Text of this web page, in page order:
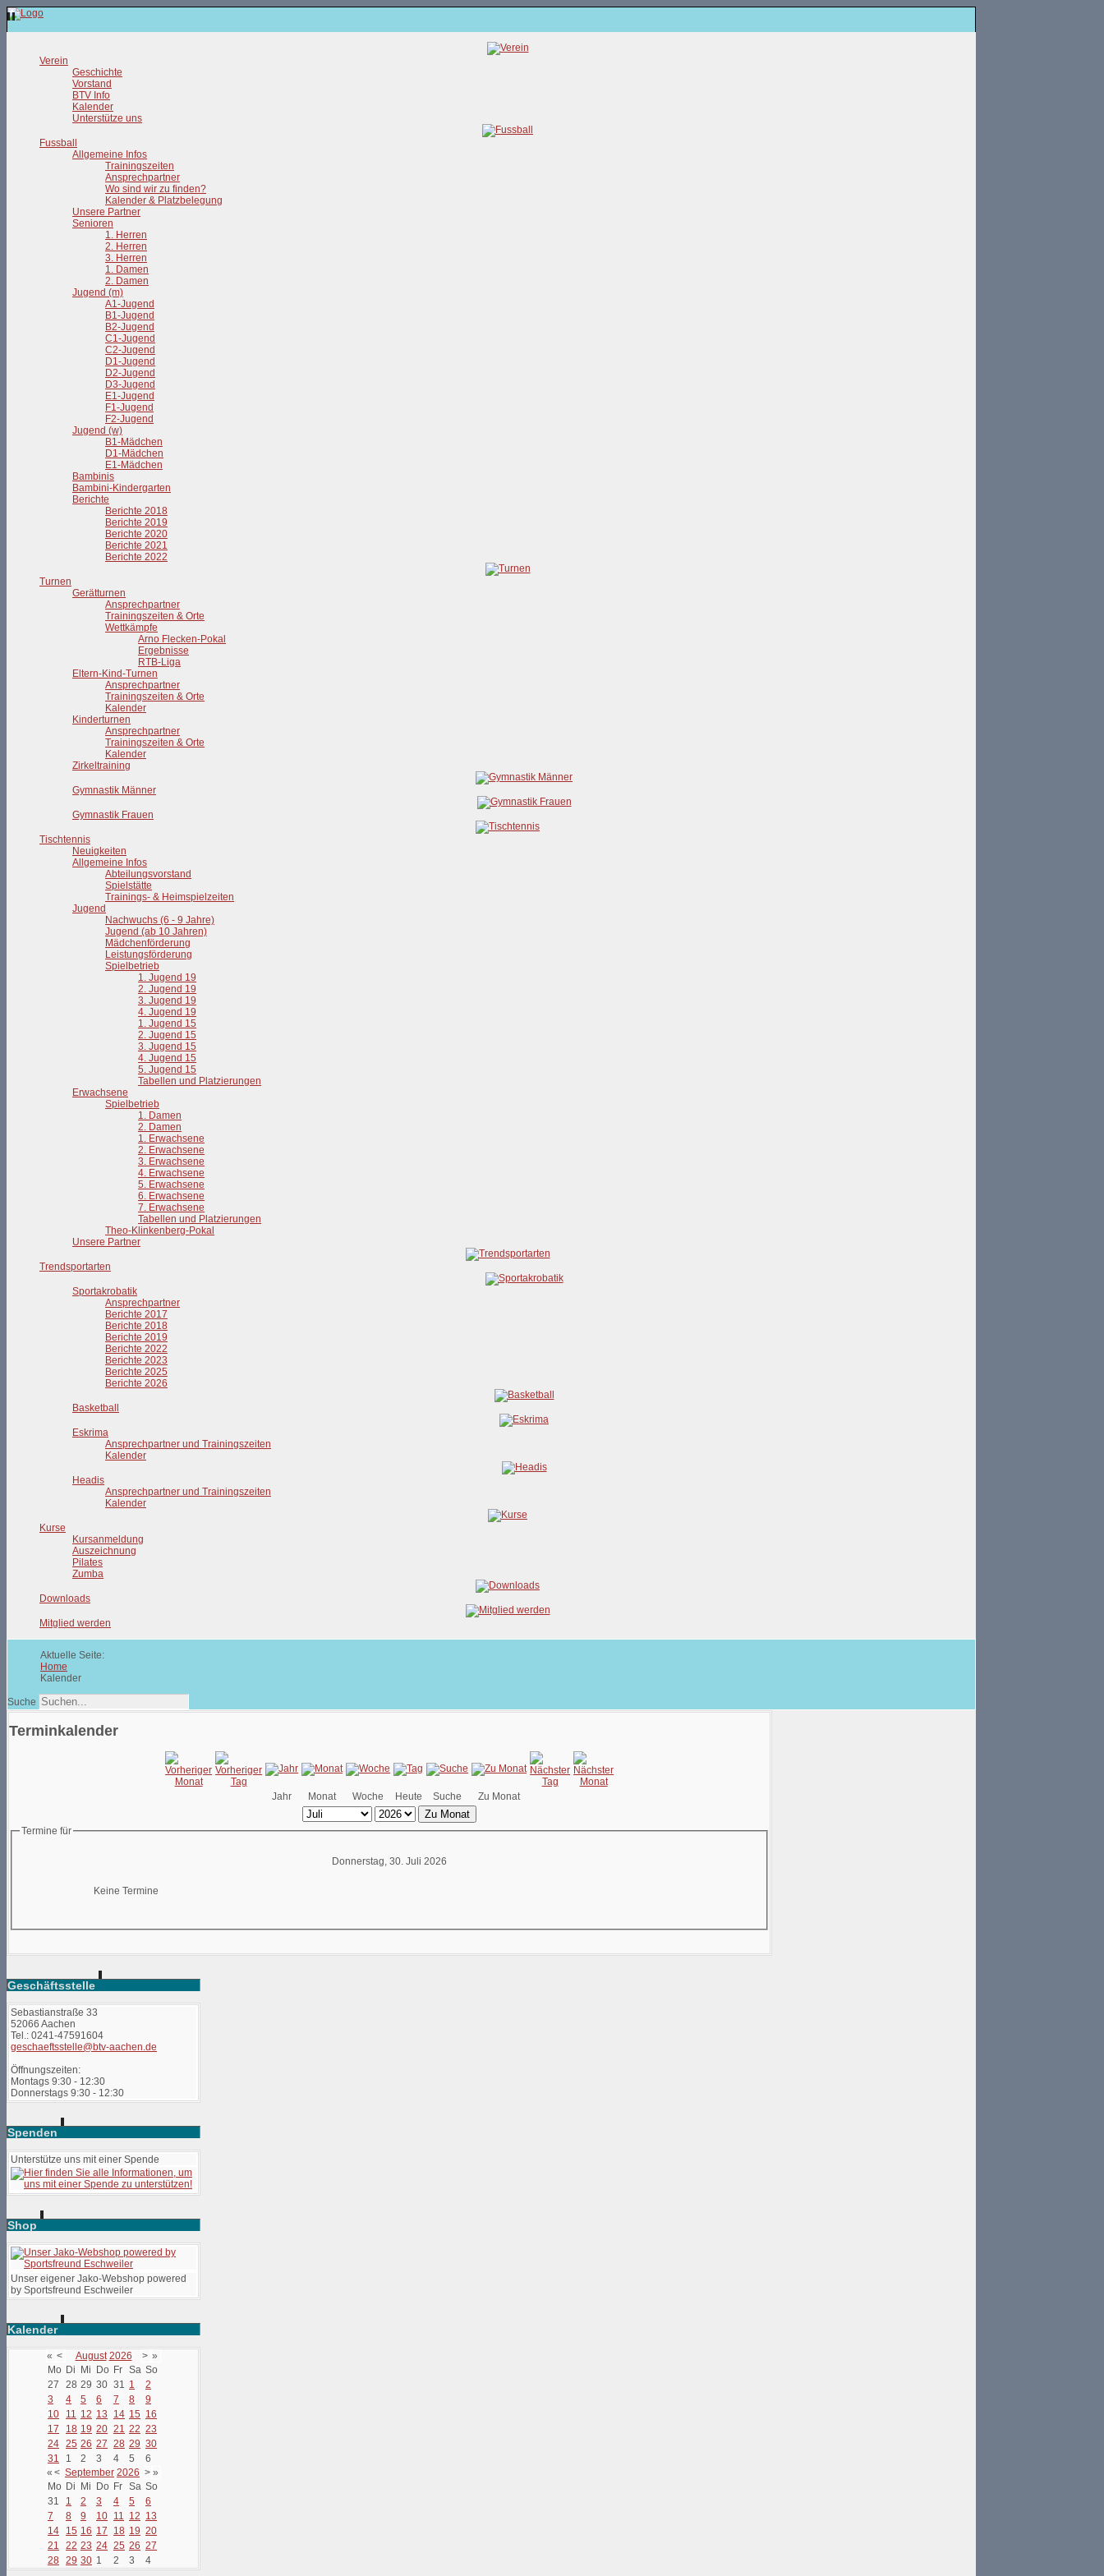
Verein
Geschichte
Vorstand
BTV Info
Kalender
Unterstütze uns
Fussball
Allgemeine Infos
Trainingszeiten
Ansprechpartner
Wo sind wir zu finden?
Kalender & Platzbelegung
Unsere Partner
Senioren
1. Herren
2. Herren
3. Herren
1. Damen
2. Damen
Jugend (m)
A1-Jugend
B1-Jugend
B2-Jugend
C1-Jugend
C2-Jugend
D1-Jugend
D2-Jugend
D3-Jugend
E1-Jugend
F1-Jugend
F2-Jugend
Jugend (w)
B1-Mädchen
D1-Mädchen
E1-Mädchen
Bambinis
Bambini-Kindergarten
Berichte
Berichte 2018
Berichte 2019
Berichte 2020
Berichte 2021
Berichte 2022
Turnen
Gerätturnen
Ansprechpartner
Trainingszeiten & Orte
Wettkämpfe
Arno Flecken-Pokal
Ergebnisse
RTB-Liga
Eltern-Kind-Turnen
Ansprechpartner
Trainingszeiten & Orte
Kalender
Kinderturnen
Ansprechpartner
Trainingszeiten & Orte
Kalender
Zirkeltraining
Gymnastik Männer
Gymnastik Frauen
Tischtennis
Neuigkeiten
Allgemeine Infos
Abteilungsvorstand
Spielstätte
Trainings- & Heimspielzeiten
Jugend
Nachwuchs (6 - 9 Jahre)
Jugend (ab 10 Jahren)
Mädchenförderung
Leistungsförderung
Spielbetrieb
1. Jugend 19
2. Jugend 19
3. Jugend 19
4. Jugend 19
1. Jugend 15
2. Jugend 15
3. Jugend 15
4. Jugend 15
5. Jugend 15
Tabellen und Platzierungen
Erwachsene
Spielbetrieb
1. Damen
2. Damen
1. Erwachsene
2. Erwachsene
3. Erwachsene
4. Erwachsene
5. Erwachsene
6. Erwachsene
7. Erwachsene
Tabellen und Platzierungen
Theo-Klinkenberg-Pokal
Unsere Partner
Trendsportarten
Sportakrobatik
Ansprechpartner
Berichte 2017
Berichte 2018
Berichte 2019
Berichte 2022
Berichte 2023
Berichte 2025
Berichte 2026
Basketball
Eskrima
Ansprechpartner und Trainingszeiten
Kalender
Headis
Ansprechpartner und Trainingszeiten
Kalender
Kurse
Kursanmeldung
Auszeichnung
Pilates
Zumba
Downloads
Mitglied werden
Aktuelle Seite:
Home
Kalender
Suche
Terminkalender
Jahr Monat Woche Heute Suche Zu Monat
Zu Monat
Termine für
Donnerstag, 30. Juli 2026
Keine Termine
Geschäftsstelle
Sebastianstraße 33
52066 Aachen
Tel.: 0241-47591604
geschaeftsstelle@btv-aachen.de
Öffnungszeiten:
Montags 9:30 - 12:30
Donnerstags 9:30 - 12:30
Spenden
Unterstütze uns mit einer Spende
Shop
Unser eigener Jako-Webshop powered
by Sportsfreund Eschweiler
Kalender
« < August 2026 > »
Mo Di Mi Do Fr Sa So
27
28 29 30 31 1
2
3
4 5 6 7 8
9
10
11 12 13 14 15 16
17
18 19 20 21 22 23
24 25 26 27 28 29 30
31
1 2 3 4 5
6
« < September 2026 > »
Mo Di Mi Do Fr Sa So
31
1 2 3 4 5
6
7
8 9 10 11 12 13
14
15 16 17 18 19 20
21
22 23 24 25 26 27
28 29 30 1 2 3 4